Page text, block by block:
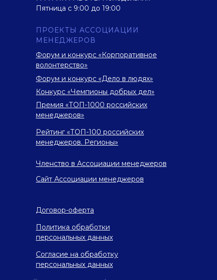
ПРОЕКТЫ АССОЦИАЦИИ
МЕНЕДЖЕРОВ
Конкурс «Чемпионы добрых дел»
Политика обработки
персональных данных
Согласие на обработку
персональных данных
Договор-оферта
Сайт Ассоциации менеджеров
Членство в Ассоциации менеджеров
Форум и конкурс «Дело в людях»
Премия «ТОП-1000 российских
менеджеров»
Рейтинг «ТОП-100 российских
менеджеров. Регионы»
Форум и конкурс «Корпоративное
волонтерство»
Пятница с 9:00 до 19:00